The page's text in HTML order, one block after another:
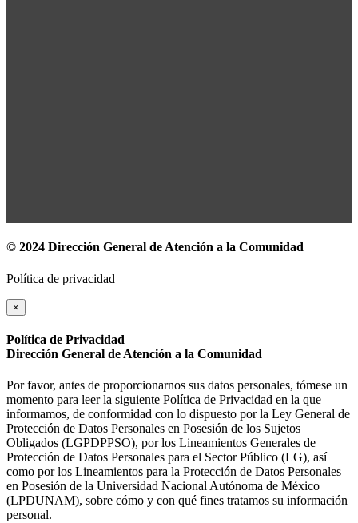
© 2024 Dirección General de Atención a la Comunidad
Política de privacidad
×
Política de Privacidad
Dirección General de Atención a la Comunidad
Por favor, antes de proporcionarnos sus datos personales, tómese un
momento para leer la siguiente Política de Privacidad en la que
informamos, de conformidad con lo dispuesto por la Ley General de
Protección de Datos Personales en Posesión de los Sujetos
Obligados (LGPDPPSO), por los Lineamientos Generales de
Protección de Datos Personales para el Sector Público (LG), así
como por los Lineamientos para la Protección de Datos Personales
en Posesión de la Universidad Nacional Autónoma de México
(LPDUNAM), sobre cómo y con qué fines tratamos su información
personal.